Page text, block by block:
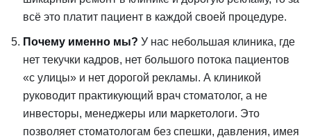
всё это платит пациент в каждой своей процедуре.
Почему именно мы? У нас небольшая клиника, где
нет текучки кадров, нет большого потока пациентов
«с улицы» и нет дорогой рекламы. А клиникой
руководит практикующий врач стоматолог, а не
инвесторы, менеджеры или маркетологи. Это
позволяет стоматологам без спешки, давления, имея